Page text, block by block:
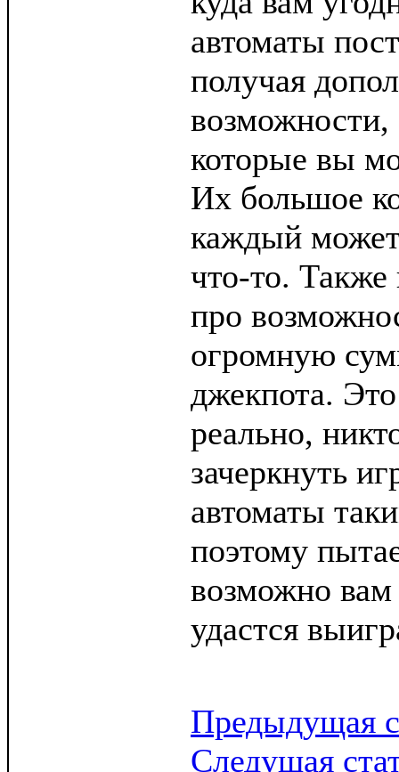
автоматы
получая
которые вы
Их большое
каждый
что-то. Также
про
огромную
джекпота.
реально,
зачеркнуть
автоматы
поэтому
возможно вам
удастся
Предыдущая
Следущая